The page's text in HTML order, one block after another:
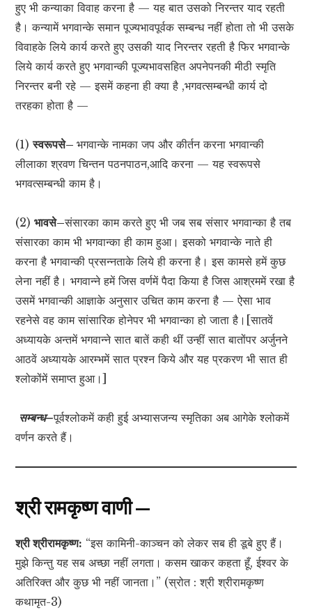
हुए भी कन्याका विवाह करना है — यह बात उसको निरन्तर याद रहती
है। कन्यामें भगवान्के समान पूज्यभावपूर्वक सम्बन्ध नहीं होता तो भी उसके
विवाहके लिये कार्य करते हुए उसकी याद निरन्तर रहती है फिर भगवान्के
लिये कार्य करते हुए भगवान्की पूज्यभावसहित अपनेपनकी मीठी स्मृति
निरन्तर बनी रहे — इसमें कहना ही क्या है ,भगवत्सम्बन्धी कार्य दो
तरहका होता है —
(1)स्वरूपसे–भगवान्के नामका जप और कीर्तन करना भगवान्की
लीलाका श्रवण चिन्तन पठनपाठन,आदि करना — यह स्वरूपसे
भगवत्सम्बन्धी काम है।
(2)भावसे–संसारका काम करते हुए भी जब सब संसार भगवान्का है तब
संसारका काम भी भगवान्का ही काम हुआ। इसको भगवान्के नाते ही
करना है भगवान्की प्रसन्नताके लिये ही करना है। इस कामसे हमें कुछ
लेना नहीं है। भगवान्ने हमें जिस वर्णमें पैदा किया है जिस आश्रममें रखा है
उसमें भगवान्की आज्ञाके अनुसार उचित काम करना है — ऐसा भाव
रहनेसे वह काम सांसारिक होनेपर भी भगवान्का हो जाता है।[सातवें
अध्यायके अन्तमें भगवान्ने सात बातें कही थीं उन्हीं सात बातोंपर अर्जुनने
आठवें अध्यायके आरम्भमें सात प्रश्न किये और यह प्रकरण भी सात ही
श्लोकोंमें समाप्त हुआ।]
सम्बन्ध–पूर्वश्लोकमें कही हुई अभ्यासजन्य स्मृतिका अब आगेके श्लोकमें
वर्णन करते हैं।
श्री रामकृष्ण वाणी —
श्री श्रीरामकृष्ण: “इस कामिनी-काञ्चन को लेकर सब ही डूबे हुए हैं।
मुझे किन्तु यह सब अच्छा नहीं लगता। कसम खाकर कहता हूँ, ईश्वर के
अतिरिक्त और कुछ भी नहीं जानता।” (स्रोत : श्री श्रीरामकृष्ण
कथामृत-3)